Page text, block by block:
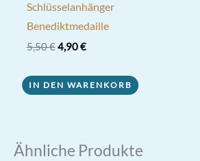
Schlüsselanhänger
Benediktmedaille
5,50€ Ursprünglicher
5,50 €
4,90€Aktueller
4,90 €.
IN DEN WARENKORB
Ähnliche Produkte